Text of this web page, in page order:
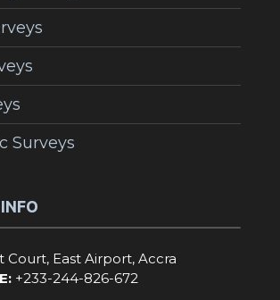
Surveys
Court, East Airport, Accra
+233-244-826-672‬